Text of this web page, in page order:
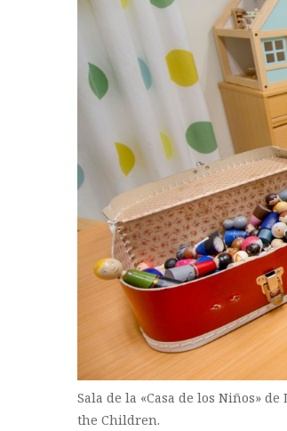
Sala de la «Casa de los Niños»
the Children.